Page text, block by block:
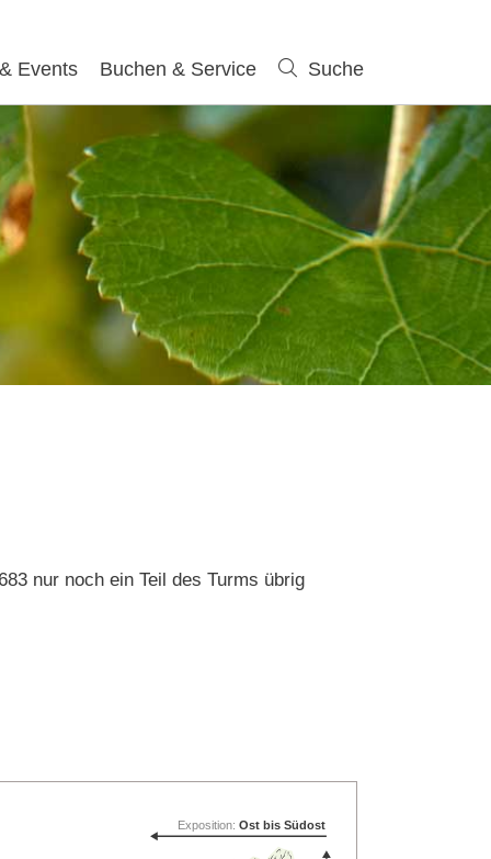
Events Buchen & Service Suche
nur noch ein Teil des Turms übrig
Exposition:Ost bis Südost